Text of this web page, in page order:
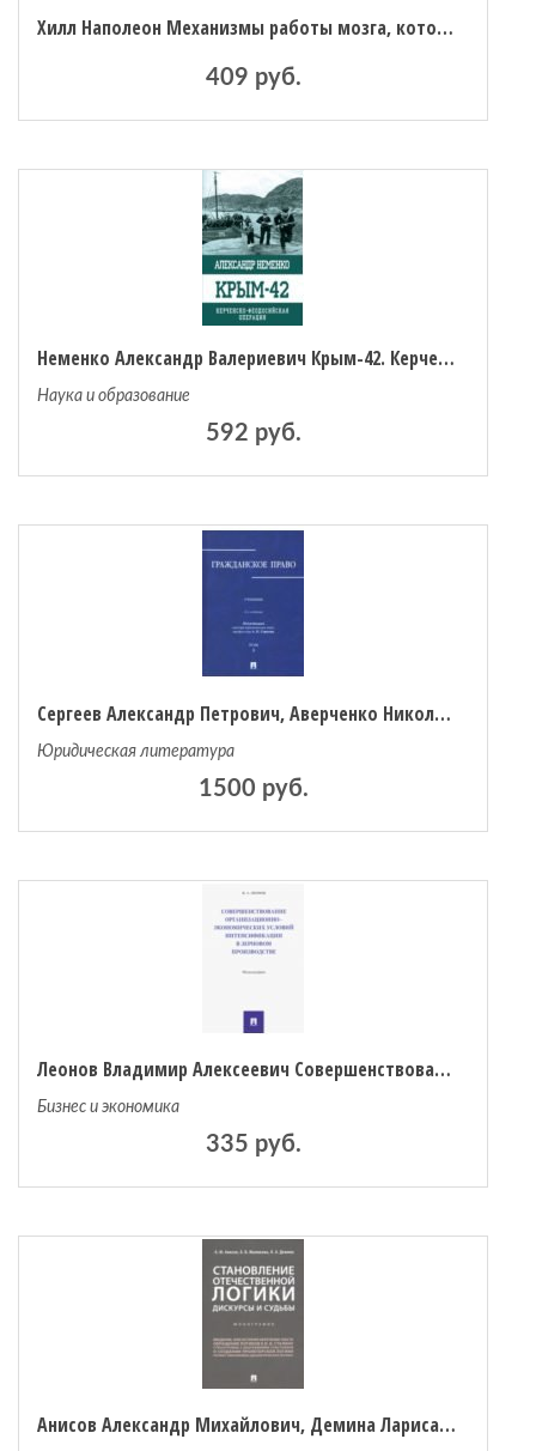
Хилл Наполеон Механизмы работы мозга, которые делают нас богатыми
409 руб.
Неменко Александр Валериевич Крым-42. Керченско-Феодосийская операция
Наука и образование
592 руб.
Сергеев Александр Петрович, Аверченко Николай Николаевич, Байгушева Юлия Валериевна, Абрамова Елена Николаевна Гражданское право. В 3-х томах. Том 3
Юридическая литература
1500 руб.
Леонов Владимир Алексеевич Совершенствование организационно-экономических условий интенсификации в зерновом производстве
Бизнес и экономика
335 руб.
Анисов Александр Михайлович, Демина Лариса Анатольевна, Малюкова Ольга Владимировна Становление отечественной логики. Дискурсы и судьбы